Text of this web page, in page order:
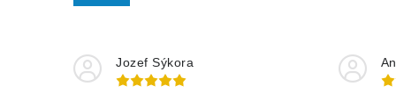
Jozef Sýkora